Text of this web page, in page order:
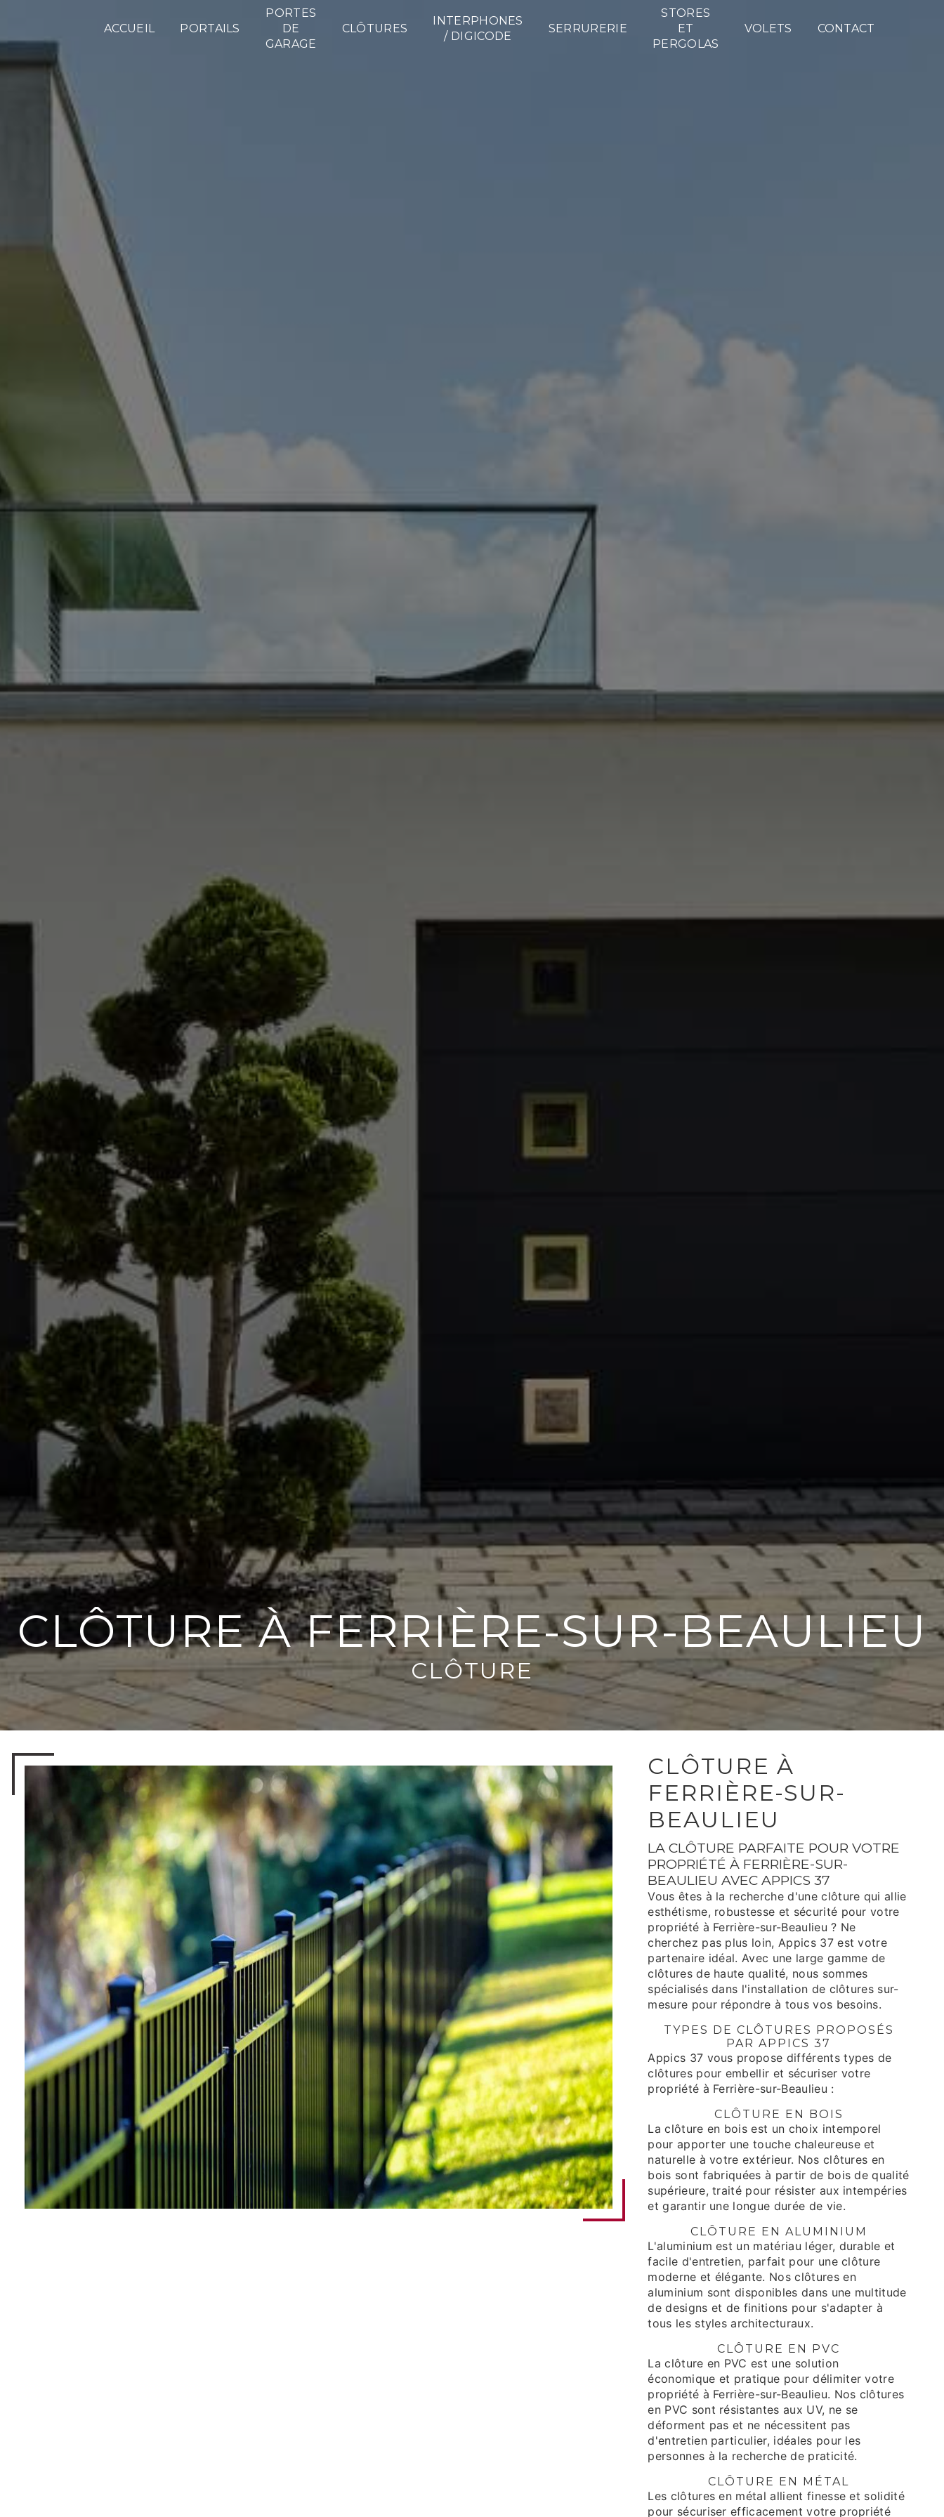
ACCUEIL PORTAILS
PORTES
DE
GARAGE
CLÔTURES
INTERPHONES
/ DIGICODE
SERRURERIE
STORES
ET
PERGOLAS
VOLETS CONTACT
CLÔTURE À FERRIÈRE-SUR-BEAULIEU
CLÔTURE
CLÔTURE À
FERRIÈRE-SUR-
BEAULIEU
LA CLÔTURE PARFAITE POUR VOTRE
PROPRIÉTÉ À FERRIÈRE-SUR-
BEAULIEU AVEC APPICS 37
Vous êtes à la recherche d'une clôture qui allie
esthétisme, robustesse et sécurité pour votre
propriété à Ferrière-sur-Beaulieu ? Ne
cherchez pas plus loin, Appics 37 est votre
partenaire idéal. Avec une large gamme de
clôtures de haute qualité, nous sommes
spécialisés dans l'installation de clôtures sur-
mesure pour répondre à tous vos besoins.
TYPES DE CLÔTURES PROPOSÉS
PAR APPICS 37
Appics 37 vous propose différents types de
clôtures pour embellir et sécuriser votre
propriété à Ferrière-sur-Beaulieu :
CLÔTURE EN BOIS
La clôture en bois est un choix intemporel
pour apporter une touche chaleureuse et
naturelle à votre extérieur. Nos clôtures en
bois sont fabriquées à partir de bois de qualité
supérieure, traité pour résister aux intempéries
et garantir une longue durée de vie.
CLÔTURE EN ALUMINIUM
L'aluminium est un matériau léger, durable et
facile d'entretien, parfait pour une clôture
moderne et élégante. Nos clôtures en
aluminium sont disponibles dans une multitude
de designs et de finitions pour s'adapter à
tous les styles architecturaux.
CLÔTURE EN PVC
La clôture en PVC est une solution
économique et pratique pour délimiter votre
propriété à Ferrière-sur-Beaulieu. Nos clôtures
en PVC sont résistantes aux UV, ne se
déforment pas et ne nécessitent pas
d'entretien particulier, idéales pour les
personnes à la recherche de praticité.
CLÔTURE EN MÉTAL
Les clôtures en métal allient finesse et solidité
pour sécuriser efficacement votre propriété